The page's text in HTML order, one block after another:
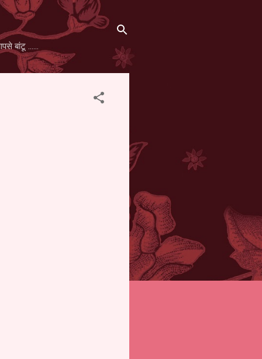
बांटू ......